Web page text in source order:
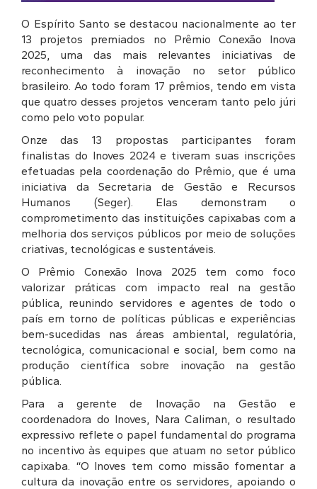
O Espírito Santo se destacou nacionalmente ao ter
13 projetos premiados no Prêmio Conexão Inova
2025, uma das mais relevantes iniciativas de
reconhecimento à inovação no setor público
brasileiro. Ao todo foram 17 prêmios, tendo em vista
que quatro desses projetos venceram tanto pelo júri
como pelo voto popular.
Onze das 13 propostas participantes foram
finalistas do Inoves 2024 e tiveram suas inscrições
efetuadas pela coordenação do Prêmio, que é uma
iniciativa da Secretaria de Gestão e Recursos
Humanos (Seger). Elas demonstram o
comprometimento das instituições capixabas com a
melhoria dos serviços públicos por meio de soluções
criativas, tecnológicas e sustentáveis.
O Prêmio Conexão Inova 2025 tem como foco
valorizar práticas com impacto real na gestão
pública, reunindo servidores e agentes de todo o
país em torno de políticas públicas e experiências
bem-sucedidas nas áreas ambiental, regulatória,
tecnológica, comunicacional e social, bem como na
produção científica sobre inovação na gestão
pública.
Para a gerente de Inovação na Gestão e
coordenadora do Inoves, Nara Caliman, o resultado
expressivo reflete o papel fundamental do programa
no incentivo às equipes que atuam no setor público
capixaba. “O Inoves tem como missão fomentar a
cultura da inovação entre os servidores, apoiando o